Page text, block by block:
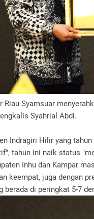
Riau Syamsuar
Syahrial Abdi.
Indragiri Hilir yang
tahun ini naik status
Inhu dan Kampar
keempat, juga dengan
berada di peringkat 5-7